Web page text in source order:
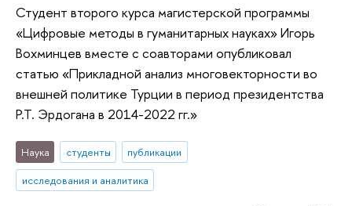
Студент второго курса магистерской программы
«Цифровые методы в гуманитарных науках» Игорь
Вохминцев вместе с соавторами опубликовал
статью «Прикладной анализ многовекторности во
внешней политике Турции в период президентства
Р.Т. Эрдогана в 2014-2022 гг.»
Наука студенты
публикации
исследования и аналитика